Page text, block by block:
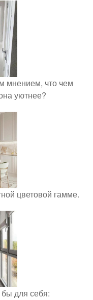
мнением, что чем
уютнее?
цветовой гамме.
для себя: